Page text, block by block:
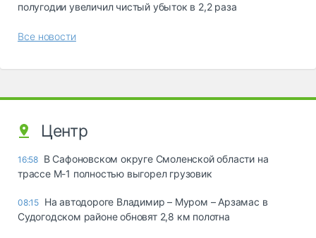
полугодии увеличил чистый убыток в 2,2 раза
Все новости
Центр
16:58 В Сафоновском округе Смоленской области на
трассе М-1 полностью выгорел грузовик
08:15 На автодороге Владимир – Муром – Арзамас в
Судогодском районе обновят 2,8 км полотна